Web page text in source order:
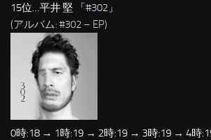
15位…平井 堅 「#302 」
(アルバム: #302 – EP)
0時:18 → 1時:19 → 2時:19 → 3時:19 → 4時